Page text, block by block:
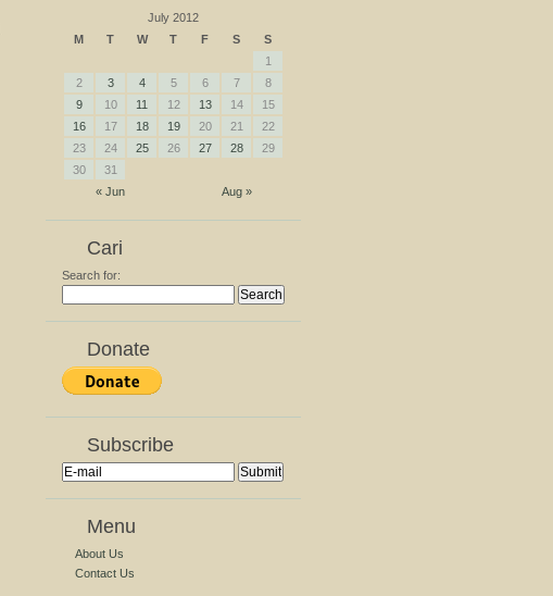
July 2012
M
T W T F S S
« Jun Aug »
1
2
3 4 5 6 7
8
9
10 11 12 13 14
15
16
17 18 19 20 21
22
23
24 25 26 27 28
29
30
31
Cari
Search for:
Donate
Subscribe
Menu
About Us
Contact Us